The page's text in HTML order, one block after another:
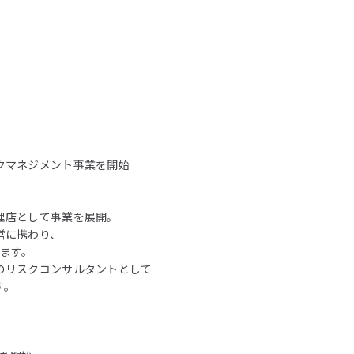
ネジメント事業を開始
として事業を展開。
携わり、
す。
スクコンサルタントとして